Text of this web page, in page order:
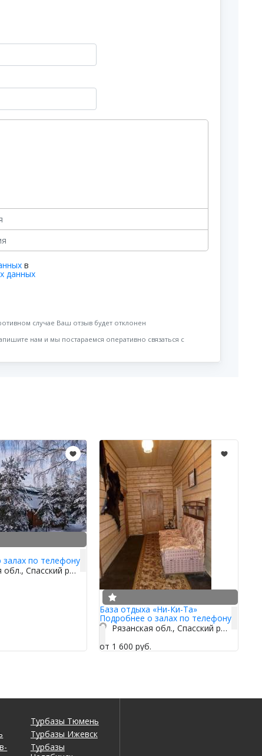
в
данных
случае Ваш отзыв будет отклонен
нам и мы постараемся оперативно связаться с
по телефону
Рязанская обл., Спасский р-н, д. Папушево 21А
База отдыха «Ни-Ки-Та»
Подробнее о залах по телефону
Рязанская обл., Спасский р-н, д. Папушево 21А
от 1 600 руб.
Турбазы Тюмень
Турбазы Ижевск
Турбазы